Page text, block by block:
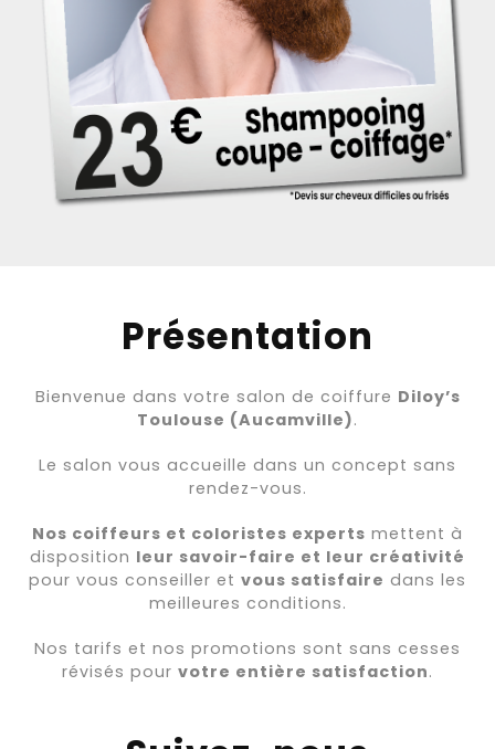
Présentation
Bienvenue dans votre salon de coiffure Diloy’s
Toulouse (Aucamville).
Le salon vous accueille dans un concept sans
rendez-vous.
Nos coiffeurs et coloristes experts mettent à
disposition leur savoir-faire et leur créativité
pour vous conseiller et vous satisfaire dans les
meilleures conditions.
Nos tarifs et nos promotions sont sans cesses
révisés pour votre entière satisfaction.